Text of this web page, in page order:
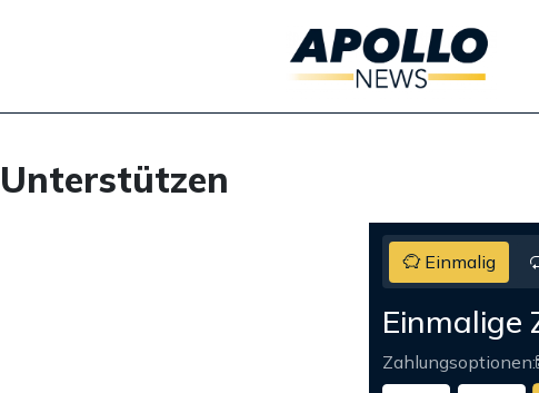
Unterstützen
Einmalig
Einmalige
Zahlungsoptionen: